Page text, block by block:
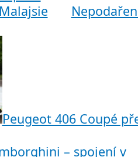
Peugeot 406 Coupé